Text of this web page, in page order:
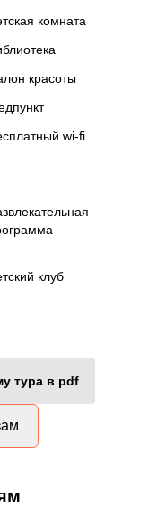
комната
красоты
wi-fi
клуб
тура в pdf